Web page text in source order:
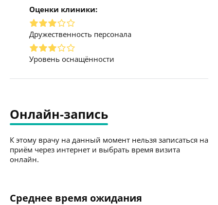
Оценки клиники:
Дружественность персонала
Уровень оснащённости
Онлайн-запись
К этому врачу на данный момент нельзя записаться на
приём через интернет и выбрать время визита
онлайн.
Среднее время ожидания